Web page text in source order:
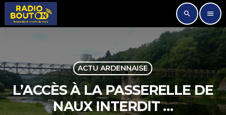
search menu
ACTU ARDENNAISE
L’ACCÈS À LA PASSERELLE DE
NAUX INTERDIT …